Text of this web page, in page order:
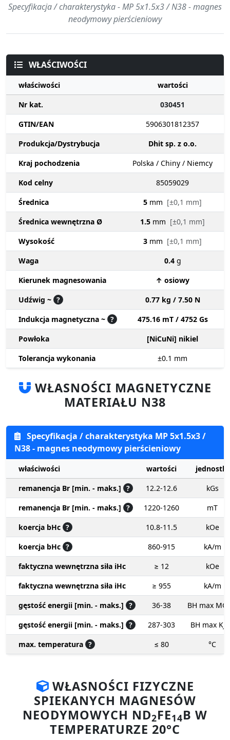
Specyfikacja / charakterystyka - MP 5x1.5x3 / N38 - magnes
neodymowy pierścieniowy
WŁAŚCIWOŚCI
właściwości
wartości
Nr kat.
030451
GTIN/EAN
5906301812357
Produkcja/Dystrybucja
Dhit sp. z o.o.
Kraj pochodzenia
Polska / Chiny / Niemcy
Kod celny
85059029
Średnica
5 mm [±0,1 mm]
Średnica wewnętrzna Ø
1.5 mm [±0,1 mm]
Wysokość
3 mm [±0,1 mm]
Waga
0.4 g
Kierunek magnesowania
↑ osiowy
Udźwig ~ ?
0.77 kg / 7.50 N
Indukcja magnetyczna ~ ?
475.16 mT / 4752 Gs
Powłoka
[NiCuNi] nikiel
Tolerancja wykonania
±0.1 mm
WŁASNOŚCI MAGNETYCZNE
MATERIAŁU N38
Specyfikacja / charakterystyka MP 5x1.5x3 /
N38 - magnes neodymowy pierścieniowy
właściwości wartości
jednostki
remanencja Br [min. - maks.] ? 12.2-12.6
kGs
remanencja Br [min. - maks.] ? 1220-1260
mT
koercja bHc ? 10.8-11.5
kOe
koercja bHc ? 860-915
kA/m
faktyczna wewnętrzna siła iHc
≥ 12
kOe
faktyczna wewnętrzna siła iHc
≥ 955
kA/m
gęstość energii [min. - maks.] ? 36-38
BH max
gęstość energii [min. - maks.] ? 287-303
BH max
max. temperatura ? ≤ 80 °C
WŁASNOŚCI FIZYCZNE
SPIEKANYCH MAGNESÓW
NEODYMOWYCH ND2FE14B W
TEMPERATURZE 20°C